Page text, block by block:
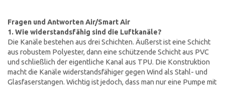
Fragen und Antworten Air/Smart Air
1. Wie widerstandsfähig sind die Luftkanäle?
Die Kanäle bestehen aus drei Schichten. Äußerst ist eine Schicht
aus robustem Polyester, dann eine schützende Schicht aus PVC
und schließlich der eigentliche Kanal aus TPU. Die Konstruktion
macht die Kanäle widerstandsfähiger gegen Wind als Stahl- und
Glasfaserstangen. Wichtig ist jedoch, dass man nur eine Pumpe mit